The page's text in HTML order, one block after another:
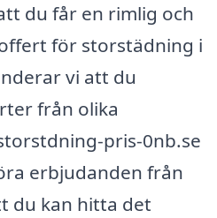
du får en rimlig och
för storstädning i
vi att du
från olika
pris-0nb.se
erbjudanden från
du kan hitta det